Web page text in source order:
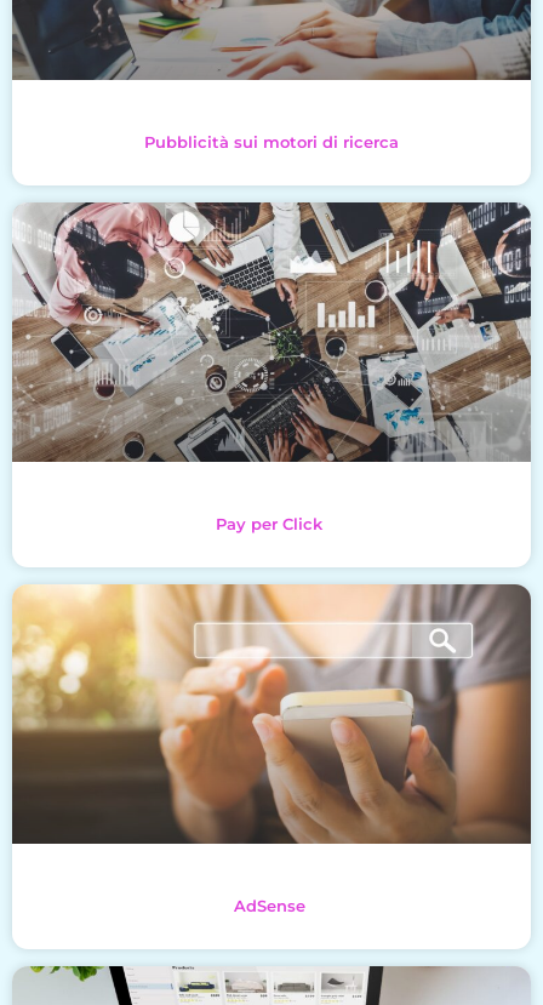
Pubblicità sui motori di ricerca
Pay per Click
AdSense